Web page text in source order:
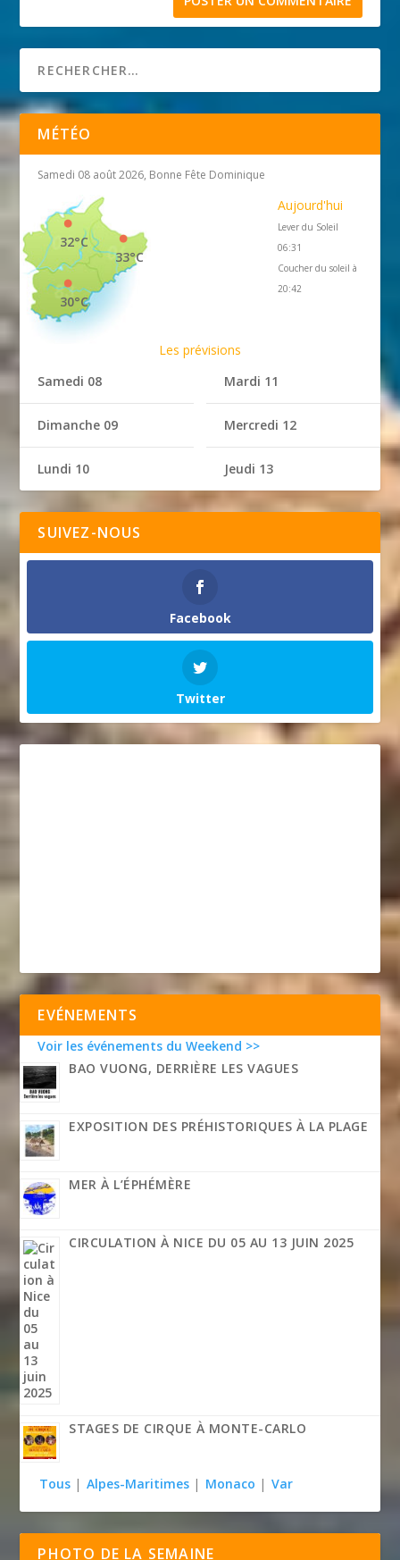
MÉTÉO
Samedi 08 août 2026, Bonne Fête Dominique
33°C
32°C
30°C
Aujourd'hui
Lever du Soleil
06:31
Coucher du soleil à
20:42
Les prévisions
Samedi 08
Dimanche 09
Lundi 10
Mardi 11
Mercredi 12
Jeudi 13
SUIVEZ-NOUS
Facebook
Twitter
EVÉNEMENTS
Voir les événements du Weekend >>
BAO VUONG, DERRIÈRE LES VAGUES
EXPOSITION DES PRÉHISTORIQUES À LA PLAGE
MER À L’ÉPHÉMÈRE
CIRCULATION À NICE DU 05 AU 13 JUIN 2025
STAGES DE CIRQUE À MONTE-CARLO
Tous | Alpes-Maritimes | Monaco | Var
PHOTO DE LA SEMAINE